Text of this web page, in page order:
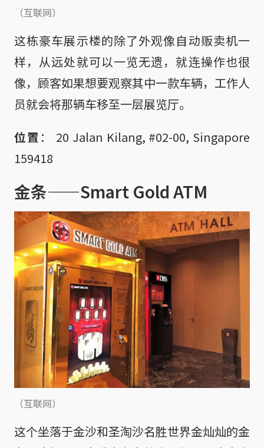
（互联网）
这栋豪车展示楼的除了外观像自动贩卖机一
样，从远处就可以一览无遗，就连操作也很
像，顾客如果想要观察其中一款车辆，工作人
员就会将那辆车移至一层展览厅。
位置 ： 20 Jalan Kilang, #02-00, Singapore
159418
金条——Smart Gold ATM
（互联网）
这个坐落于金沙和圣淘沙名胜世界金灿灿的金